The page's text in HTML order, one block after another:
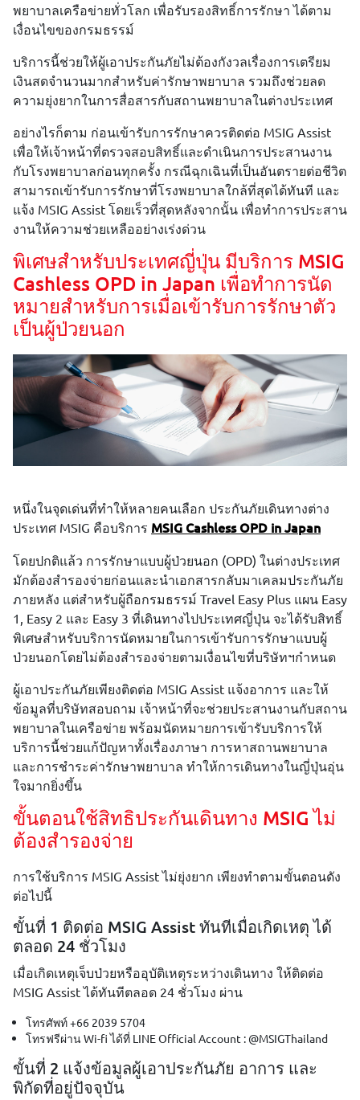
พยาบาลเครือข่ายทั่วโลก เพื่อรับรองสิทธิ์การรักษา ได้ตาม
เงื่อนไขของกรมธรรม์
บริการนี้ช่วยให้ผู้เอาประกันภัยไม่ต้องกังวลเรื่องการเตรียม
เงินสดจำนวนมากสำหรับค่ารักษาพยาบาล รวมถึงช่วยลด
ความยุ่งยากในการสื่อสารกับสถานพยาบาลในต่างประเทศ
อย่างไรก็ตาม ก่อนเข้ารับการรักษาควรติดต่อ MSIG Assist
เพื่อให้เจ้าหน้าที่ตรวจสอบสิทธิ์และดำเนินการประสานงาน
กับโรงพยาบาลก่อนทุกครั้ง กรณีฉุกเฉินที่เป็นอันตรายต่อชีวิต
สามารถเข้ารับการรักษาที่โรงพยาบาลใกล้ที่สุดได้ทันที และ
แจ้ง MSIG Assist โดยเร็วที่สุดหลังจากนั้น เพื่อทำการประสาน
งานให้ความช่วยเหลืออย่างเร่งด่วน
พิเศษสำหรับประเทศญี่ปุ่น มีบริการ MSIG
Cashless OPD in Japan เพื่อทำการนัด
หมายสำหรับการเมื่อเข้ารับการรักษาตัว
เป็นผู้ป่วยนอก
หนึ่งในจุดเด่นที่ทำให้หลายคนเลือก ประกันภัยเดินทางต่าง
ประเทศ MSIG คือบริการ MSIG Cashless OPD in Japan
โดยปกติแล้ว การรักษาแบบผู้ป่วยนอก (OPD) ในต่างประเทศ
มักต้องสำรองจ่ายก่อนและนำเอกสารกลับมาเคลมประกันภัย
ภายหลัง แต่สำหรับผู้ถือกรมธรรม์ Travel Easy Plus แผน Easy
1, Easy 2 และ Easy 3 ที่เดินทางไปประเทศญี่ปุ่น จะได้รับสิทธิ์
พิเศษสำหรับบริการนัดหมายในการเข้ารับการรักษาแบบผู้
ป่วยนอกโดยไม่ต้องสำรองจ่ายตามเงื่อนไขที่บริษัทฯกำหนด
ผู้เอาประกันภัยเพียงติดต่อ MSIG Assist แจ้งอาการ และให้
ข้อมูลที่บริษัทสอบถาม เจ้าหน้าที่จะช่วยประสานงานกับสถาน
พยาบาลในเครือข่าย พร้อมนัดหมายการเข้ารับบริการให้
บริการนี้ช่วยแก้ปัญหาทั้งเรื่องภาษา การหาสถานพยาบาล
และการชำระค่ารักษาพยาบาล ทำให้การเดินทางในญี่ปุ่นอุ่น
ใจมากยิ่งขึ้น
ขั้นตอนใช้สิทธิประกันเดินทาง MSIG ไม่
ต้องสำรองจ่าย
การใช้บริการ MSIG Assist ไม่ยุ่งยาก เพียงทำตามขั้นตอนดัง
ต่อไปนี้
ขั้นที่ 1 ติดต่อ MSIG Assist ทันทีเมื่อเกิดเหตุ ได้
ตลอด 24 ชั่วโมง
เมื่อเกิดเหตุเจ็บป่วยหรืออุบัติเหตุระหว่างเดินทาง ให้ติดต่อ
MSIG Assist ได้ทันทีตลอด 24 ชั่วโมง ผ่าน
โทรศัพท์ +66 2039 5704
โทรฟรีผ่าน Wi-fi ได้ที่ LINE Official Account : @MSIGThailand
ขั้นที่ 2 แจ้งข้อมูลผู้เอาประกันภัย อาการ และ
พิกัดที่อยู่ปัจจุบัน